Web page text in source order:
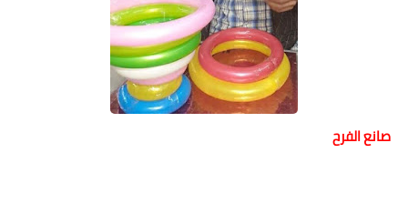
صانع الفرح